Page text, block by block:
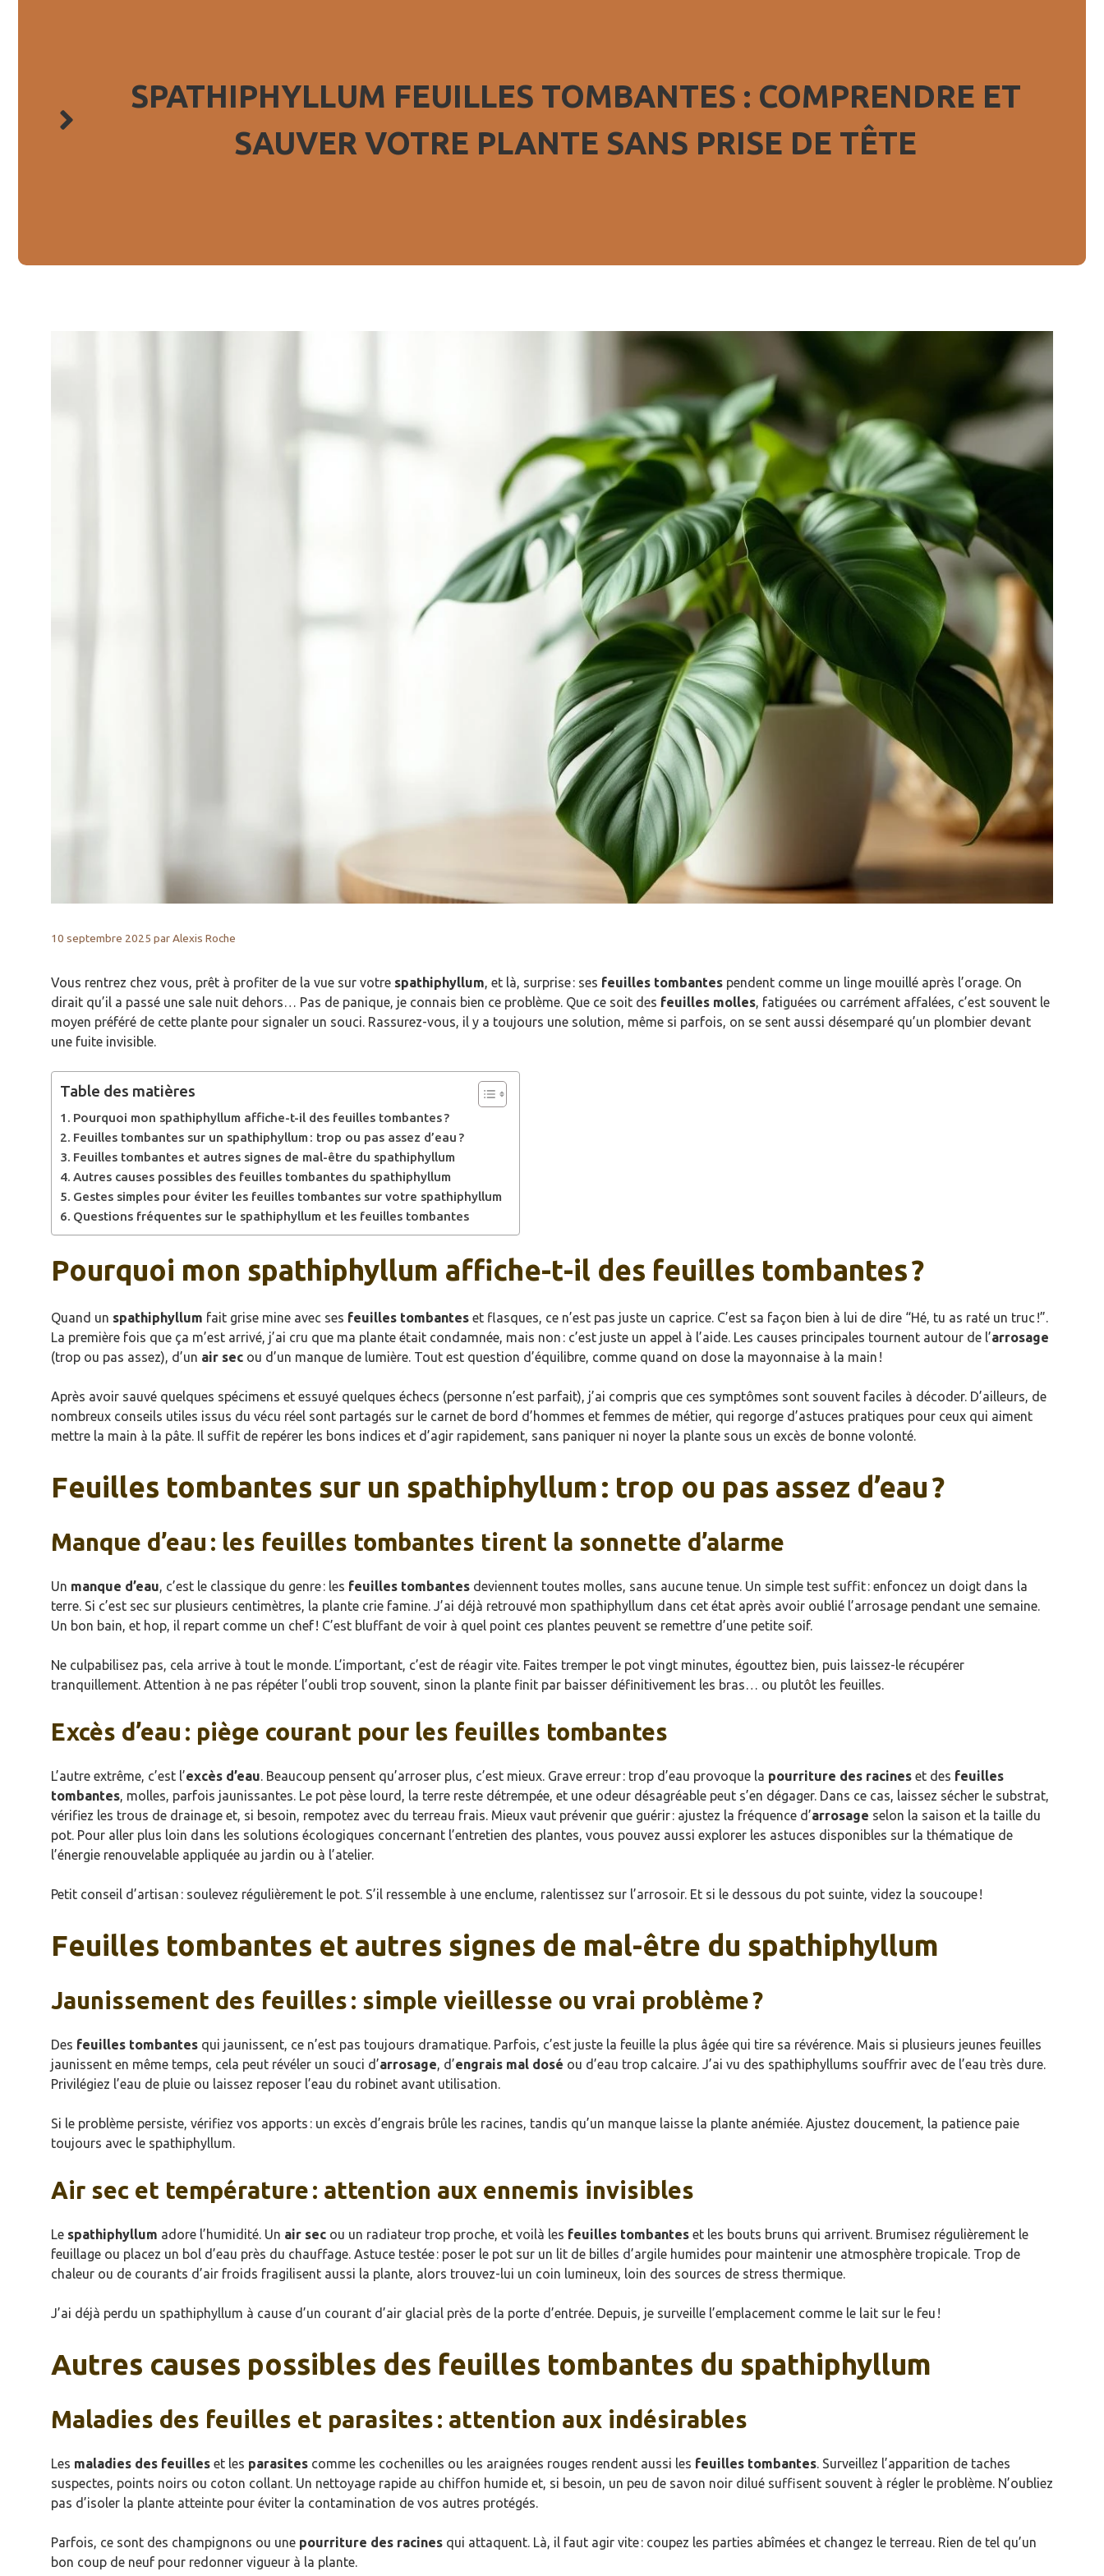
SPATHIPHYLLUM FEUILLES TOMBANTES : COMPRENDRE ET
SAUVER VOTRE PLANTE SANS PRISE DE TÊTE
10 septembre 2025 parAlexis Roche
Vous rentrez chez vous, prêt à profiter de la vue sur votre spathiphyllum, et là, surprise : ses feuilles tombantes pendent comme un linge mouillé après l’orage. On
dirait qu’il a passé une sale nuit dehors… Pas de panique, je connais bien ce problème. Que ce soit des feuilles molles, fatiguées ou carrément affalées, c’est souvent le
moyen préféré de cette plante pour signaler un souci. Rassurez-vous, il y a toujours une solution, même si parfois, on se sent aussi désemparé qu’un plombier devant
une fuite invisible.
Table des matières
Pourquoi mon spathiphyllum affiche-t-il des feuilles tombantes ?
Feuilles tombantes sur un spathiphyllum : trop ou pas assez d’eau ?
Feuilles tombantes et autres signes de mal-être du spathiphyllum
Autres causes possibles des feuilles tombantes du spathiphyllum
Gestes simples pour éviter les feuilles tombantes sur votre spathiphyllum
Questions fréquentes sur le spathiphyllum et les feuilles tombantes
Pourquoi mon spathiphyllum affiche-t-il des feuilles tombantes ?
Quand un spathiphyllum fait grise mine avec ses feuilles tombantes et flasques, ce n’est pas juste un caprice. C’est sa façon bien à lui de dire “Hé, tu as raté un truc !”.
La première fois que ça m’est arrivé, j’ai cru que ma plante était condamnée, mais non : c’est juste un appel à l’aide. Les causes principales tournent autour de l’arrosage
(trop ou pas assez), d’un air sec ou d’un manque de lumière. Tout est question d’équilibre, comme quand on dose la mayonnaise à la main !
Après avoir sauvé quelques spécimens et essuyé quelques échecs (personne n’est parfait), j’ai compris que ces symptômes sont souvent faciles à décoder. D’ailleurs, de
nombreux conseils utiles issus du vécu réel sont partagés sur le carnet de bord d’hommes et femmes de métier, qui regorge d’astuces pratiques pour ceux qui aiment
mettre la main à la pâte. Il suffit de repérer les bons indices et d’agir rapidement, sans paniquer ni noyer la plante sous un excès de bonne volonté.
Feuilles tombantes sur un spathiphyllum : trop ou pas assez d’eau ?
Manque d’eau : les feuilles tombantes tirent la sonnette d’alarme
Un manque d’eau, c’est le classique du genre : les feuilles tombantes deviennent toutes molles, sans aucune tenue. Un simple test suffit : enfoncez un doigt dans la
terre. Si c’est sec sur plusieurs centimètres, la plante crie famine. J’ai déjà retrouvé mon spathiphyllum dans cet état après avoir oublié l’arrosage pendant une semaine.
Un bon bain, et hop, il repart comme un chef ! C’est bluffant de voir à quel point ces plantes peuvent se remettre d’une petite soif.
Ne culpabilisez pas, cela arrive à tout le monde. L’important, c’est de réagir vite. Faites tremper le pot vingt minutes, égouttez bien, puis laissez-le récupérer
tranquillement. Attention à ne pas répéter l’oubli trop souvent, sinon la plante finit par baisser définitivement les bras… ou plutôt les feuilles.
Excès d’eau : piège courant pour les feuilles tombantes
L’autre extrême, c’est l’excès d’eau. Beaucoup pensent qu’arroser plus, c’est mieux. Grave erreur : trop d’eau provoque la pourriture des racines et des feuilles
tombantes, molles, parfois jaunissantes. Le pot pèse lourd, la terre reste détrempée, et une odeur désagréable peut s’en dégager. Dans ce cas, laissez sécher le substrat,
vérifiez les trous de drainage et, si besoin, rempotez avec du terreau frais. Mieux vaut prévenir que guérir : ajustez la fréquence d’arrosage selon la saison et la taille du
pot. Pour aller plus loin dans les solutions écologiques concernant l’entretien des plantes, vous pouvez aussi explorer les astuces disponibles sur la thématique de
l’énergie renouvelable appliquée au jardin ou à l’atelier.
Petit conseil d’artisan : soulevez régulièrement le pot. S’il ressemble à une enclume, ralentissez sur l’arrosoir. Et si le dessous du pot suinte, videz la soucoupe !
Feuilles tombantes et autres signes de mal-être du spathiphyllum
Jaunissement des feuilles : simple vieillesse ou vrai problème ?
Des feuilles tombantes qui jaunissent, ce n’est pas toujours dramatique. Parfois, c’est juste la feuille la plus âgée qui tire sa révérence. Mais si plusieurs jeunes feuilles
jaunissent en même temps, cela peut révéler un souci d’arrosage, d’engrais mal dosé ou d’eau trop calcaire. J’ai vu des spathiphyllums souffrir avec de l’eau très dure.
Privilégiez l’eau de pluie ou laissez reposer l’eau du robinet avant utilisation.
Si le problème persiste, vérifiez vos apports : un excès d’engrais brûle les racines, tandis qu’un manque laisse la plante anémiée. Ajustez doucement, la patience paie
toujours avec le spathiphyllum.
Air sec et température : attention aux ennemis invisibles
Le spathiphyllum adore l’humidité. Un air sec ou un radiateur trop proche, et voilà les feuilles tombantes et les bouts bruns qui arrivent. Brumisez régulièrement le
feuillage ou placez un bol d’eau près du chauffage. Astuce testée : poser le pot sur un lit de billes d’argile humides pour maintenir une atmosphère tropicale. Trop de
chaleur ou de courants d’air froids fragilisent aussi la plante, alors trouvez-lui un coin lumineux, loin des sources de stress thermique.
J’ai déjà perdu un spathiphyllum à cause d’un courant d’air glacial près de la porte d’entrée. Depuis, je surveille l’emplacement comme le lait sur le feu !
Autres causes possibles des feuilles tombantes du spathiphyllum
Maladies des feuilles et parasites : attention aux indésirables
Les maladies des feuilles et les parasites comme les cochenilles ou les araignées rouges rendent aussi les feuilles tombantes. Surveillez l’apparition de taches
suspectes, points noirs ou coton collant. Un nettoyage rapide au chiffon humide et, si besoin, un peu de savon noir dilué suffisent souvent à régler le problème. N’oubliez
pas d’isoler la plante atteinte pour éviter la contamination de vos autres protégés.
Parfois, ce sont des champignons ou une pourriture des racines qui attaquent. Là, il faut agir vite : coupez les parties abîmées et changez le terreau. Rien de tel qu’un
bon coup de neuf pour redonner vigueur à la plante.